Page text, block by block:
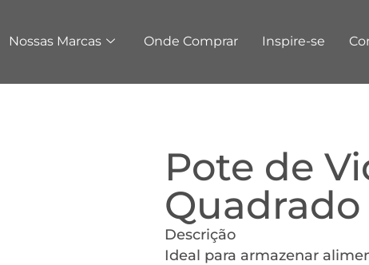
Nossas Marcas Onde Comprar Inspire-se
Pote de
Descrição
Ideal para armazenar